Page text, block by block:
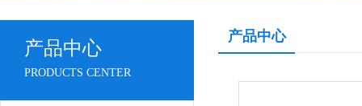
产品中心
PRODUCTS CENTER
产品中心